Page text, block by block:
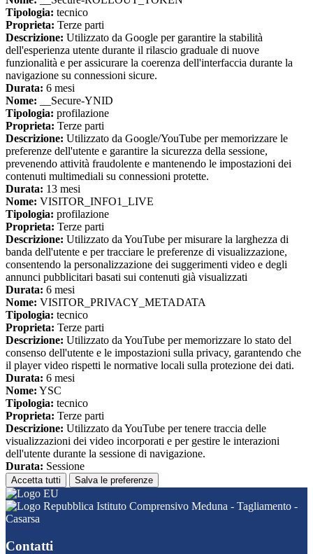
Tipologia: tecnico
Proprieta: Terze parti
Descrizione: Utilizzato da Google per garantire la stabilità
dell'esperienza utente durante il rilascio graduale di nuove
funzionalità e per assicurare la coerenza dell'interfaccia durante la
navigazione su connessioni sicure.
Durata: 6 mesi
Nome: __Secure-YNID
Tipologia: profilazione
Proprieta: Terze parti
Descrizione: Utilizzato da Google/YouTube per memorizzare le
preferenze dell'utente e garantire la sicurezza della sessione,
prevenendo attività fraudolente e mantenendo le impostazioni dei
contenuti multimediali su connessioni protette.
Durata: 13 mesi
Nome: VISITOR_INFO1_LIVE
Tipologia: profilazione
Proprieta: Terze parti
Descrizione: Utilizzato da YouTube per misurare la larghezza di
banda dell'utente e per tracciare le preferenze di visualizzazione,
consentendo la personalizzazione dei suggerimenti video e degli
annunci pubblicitari basati sui contenuti già visualizzati
Durata: 6 mesi
Nome: VISITOR_PRIVACY_METADATA
Tipologia: tecnico
Proprieta: Terze parti
Descrizione: Utilizzato da YouTube per memorizzare lo stato del
consenso dell'utente e le impostazioni sulla privacy, garantendo che
il player video rispetti le normative locali sulla protezione dei dati.
Durata: 6 mesi
Nome: YSC
Tipologia: tecnico
Proprieta: Terze parti
Descrizione: Utilizzato da YouTube per tenere traccia delle
visualizzazioni dei video incorporati e per gestire le interazioni
dell'utente durante la sessione di navigazione.
Durata: Sessione
Accetta tutti Salva le preferenze
Istituto Comprensivo Meduna - Tagliamento -
Casarsa
Contatti